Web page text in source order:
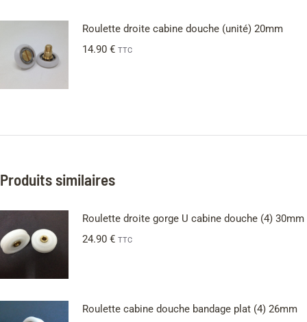
Roulette droite cabine douche (unité) 20mm
14.90 € TTC
Produits similaires
Roulette droite gorge U cabine douche (4) 30mm
24.90 € TTC
Roulette cabine douche bandage plat (4) 26mm